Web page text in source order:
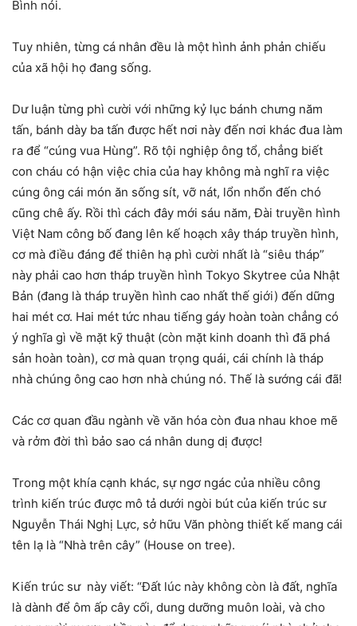
Bình nói.
Tuy nhiên, từng cá nhân đều là một hình ảnh phản chiếu
của xã hội họ đang sống.
Dư luận từng phì cười với những kỷ lục bánh chưng năm
tấn, bánh dày ba tấn được hết nơi này đến nơi khác đua làm
ra để “cúng vua Hùng”. Rõ tội nghiệp ông tổ, chẳng biết
con cháu có hận việc chia của hay không mà nghĩ ra việc
cúng ông cái món ăn sống sít, vỡ nát, lổn nhổn đến chó
cũng chê ấy. Rồi thì cách đây mới sáu năm, Đài truyền hình
Việt Nam công bố đang lên kế hoạch xây tháp truyền hình,
cơ mà điều đáng để thiên hạ phì cười nhất là “siêu tháp”
này phải cao hơn tháp truyền hình Tokyo Skytree của Nhật
Bản (đang là tháp truyền hình cao nhất thế giới) đến dững
hai mét cơ. Hai mét tức nhau tiếng gáy hoàn toàn chẳng có
ý nghĩa gì về mặt kỹ thuật (còn mặt kinh doanh thì đã phá
sản hoàn toàn), cơ mà quan trọng quái, cái chính là tháp
nhà chúng ông cao hơn nhà chúng nó. Thế là sướng cái đã!
Các cơ quan đầu ngành về văn hóa còn đua nhau khoe mẽ
và rởm đời thì bảo sao cá nhân dung dị được!
Trong một khía cạnh khác, sự ngơ ngác của nhiều công
trình kiến trúc được mô tả dưới ngòi bút của kiến trúc sư
Nguyễn Thái Nghị Lực, sở hữu Văn phòng thiết kế mang cái
tên lạ là “Nhà trên cây” (House on tree).
Kiến trúc sư này viết: “Đất lúc này không còn là đất, nghĩa
là dành để ôm ấp cây cối, dung dưỡng muôn loài, và cho